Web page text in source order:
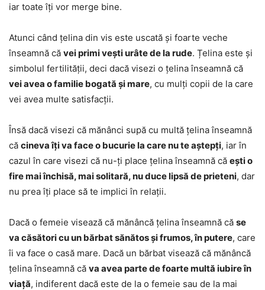
iar toate îți vor merge bine.
Atunci când țelina din vis este uscată și foarte veche
înseamnă că vei primi vești urâte de la rude. Țelina este și
simbolul fertilității, deci dacă visezi o țelina înseamnă că
vei avea o familie bogată și mare, cu mulți copii de la care
vei avea multe satisfacții.
Însă dacă visezi că mănânci supă cu multă țelina înseamnă
că cineva îți va face o bucurie la care nu te aștepți, iar în
cazul în care visezi că nu-ți place țelina înseamnă că ești o
fire mai închisă, mai solitară, nu duce lipsă de prieteni, dar
nu prea îți place să te implici în relații.
Dacă o femeie visează că mănâncă țelina înseamnă că se
va căsători cu un bărbat sănătos și frumos, în putere, care
îi va face o casă mare. Dacă un bărbat visează că mănâncă
țelina înseamnă că va avea parte de foarte multă iubire în
viață, indiferent dacă este de la o femeie sau de la mai